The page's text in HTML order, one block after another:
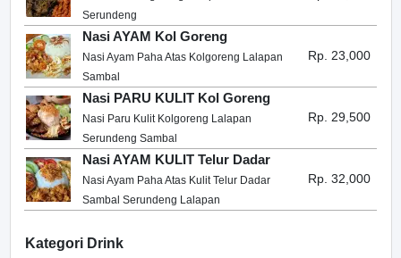
Serundeng
Nasi AYAM Kol Goreng
Nasi Ayam Paha Atas Kolgoreng Lalapan
Sambal
Rp. 23,000
Nasi PARU KULIT Kol Goreng
Nasi Paru Kulit Kolgoreng Lalapan
Serundeng Sambal
Rp. 29,500
Nasi AYAM KULIT Telur Dadar
Nasi Ayam Paha Atas Kulit Telur Dadar
Sambal Serundeng Lalapan
Rp. 32,000
Kategori Drink